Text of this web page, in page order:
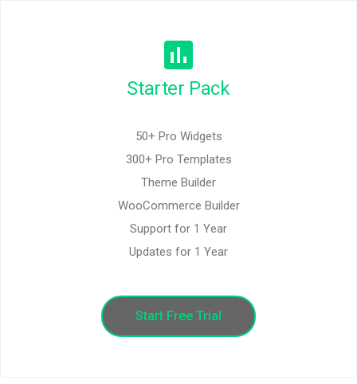
Starter Pack
50+ Pro Widgets
300+ Pro Templates
Theme Builder
WooCommerce Builder
Support for 1 Year
Updates for 1 Year
Start Free Trial